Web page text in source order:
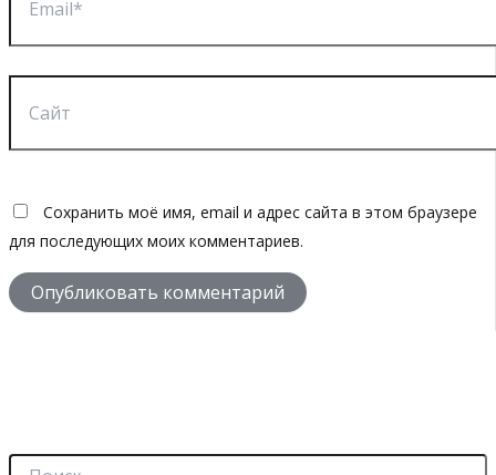
Сайт
Сохранить моё имя, email и адрес сайта в этом браузере
для последующих моих комментариев.
П